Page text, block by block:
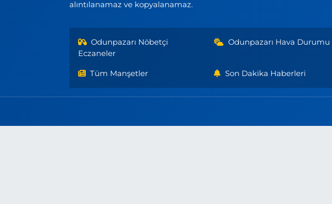
alıntılanamaz ve kopyalanamaz.
Odunpazarı Nöbetçi
Eczaneler
Odunpazarı Hava Durumu
Tüm Manşetler Son Dakika Haberleri